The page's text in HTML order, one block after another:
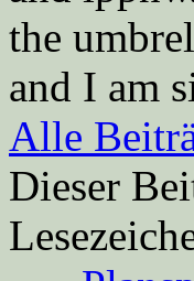
the
and I am
Alle
Dieser